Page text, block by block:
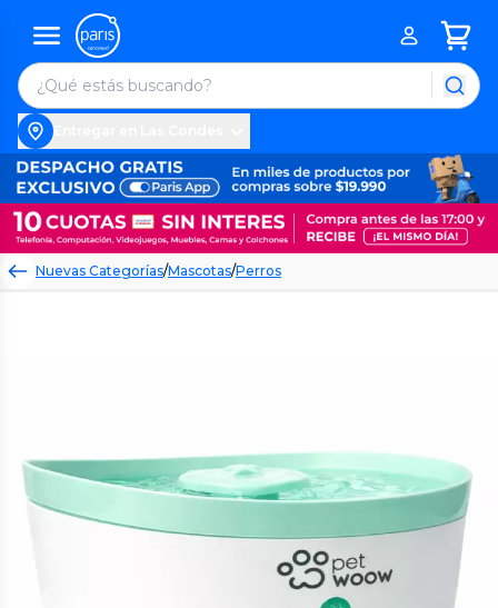
Nuevas Categorías/Mascotas/Perros